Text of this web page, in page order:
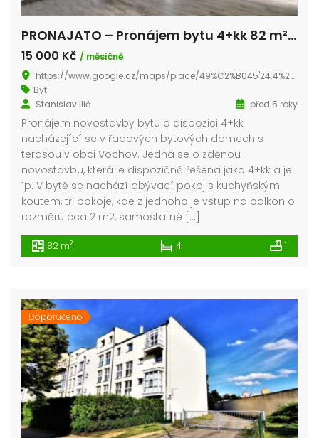
PRONAJATO – Pronájem bytu 4+kk 82 m² Vochov, okres Plzeň-sever
15 000 Kč / měsíčně
https://www.google.cz/maps/place/49%C2%B045'24.4%22N+13%C2%B016'11.8%22E/@49.756769,13.267906,516m/data=!3m2!1e3!4b1!4m14!1m7!3m6!1s0x470af2a399460c35:0x658623acbe02f38c!2s330+23+Vochov!3b1!8m2!3d49.7569834!4d13.2786108!3m5!1s0x0:0x0!7e2!8m2!3d49.7567692!4d13.2699342?hl=cs
Byt
Stanislav Ilić
před 5 roky
Pronájem novostavby bytu o dispozici 4+kk
nacházející se v řadových bytových domech s
terasou v obci Vochov. Jedná se o zděnou
novostavbu, která je dispozičně řešena jako 4+kk a je
1p. V bytě se nachází obývací pokoj s kuchyňským
koutem, tři pokoje, kde z jednoho je vstup na balkon o
rozměru cca 2 m2, samostatné […]
82 m2 4 1
Doporučeno